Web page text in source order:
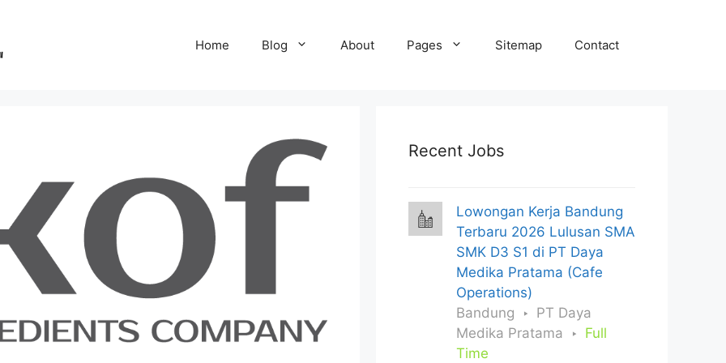
Home Blog About Pages Sitemap Contact
Recent Jobs
Lowongan Kerja Bandung
Terbaru 2026 Lulusan SMA
SMK D3 S1 di PT Daya
Medika Pratama (Cafe
Operations)
Bandung
PT Daya
Medika Pratama
Full
Time